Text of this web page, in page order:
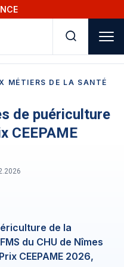
MÉTIERS DE LA SANTÉ
de puériculture
CEEPAME
de la
du CHU de Nîmes
CEEPAME 2026,